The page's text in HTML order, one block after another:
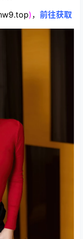
) ， 前往获取